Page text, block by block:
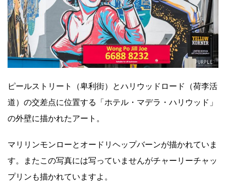
ピールストリート（卑利街）とハリウッドロード（荷李活
道）の交差点に位置する「ホテル・マデラ・ハリウッド」
の外壁に描かれたアート。
マリリンモンローとオードリヘップバーンが描かれていま
す。またこの写真には写っていませんがチャーリーチャッ
プリンも描かれていますよ。